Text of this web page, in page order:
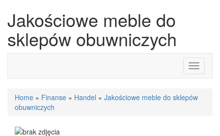
Jakościowe meble do
sklepów obuwniczych
Toggle
Home » Finanse » Handel » Jakościowe meble do sklepów
obuwniczych